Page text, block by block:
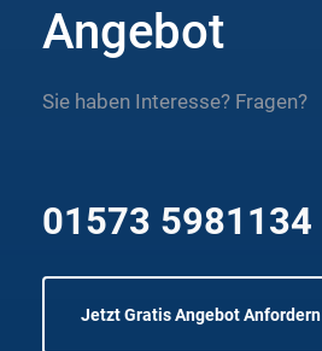
Angebot
Sie haben Interesse? Fragen?
01573 5981134
Jetzt Gratis Angebot Anfordern